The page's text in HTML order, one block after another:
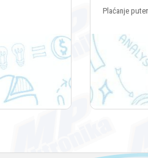
Plaćanje putem svih vrsta Crypto valuta